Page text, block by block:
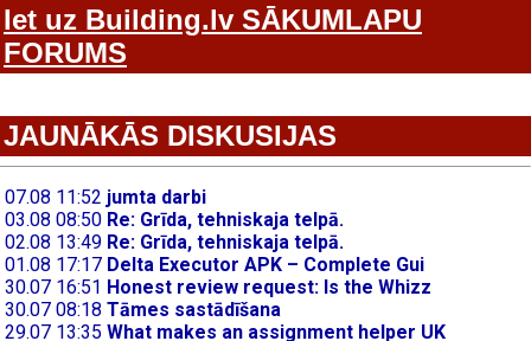
Iet uz Building.lv SĀKUMLAPU
FORUMS
JAUNĀKĀS DISKUSIJAS